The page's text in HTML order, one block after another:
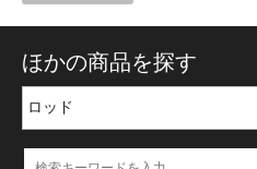
ほかの商品を探す